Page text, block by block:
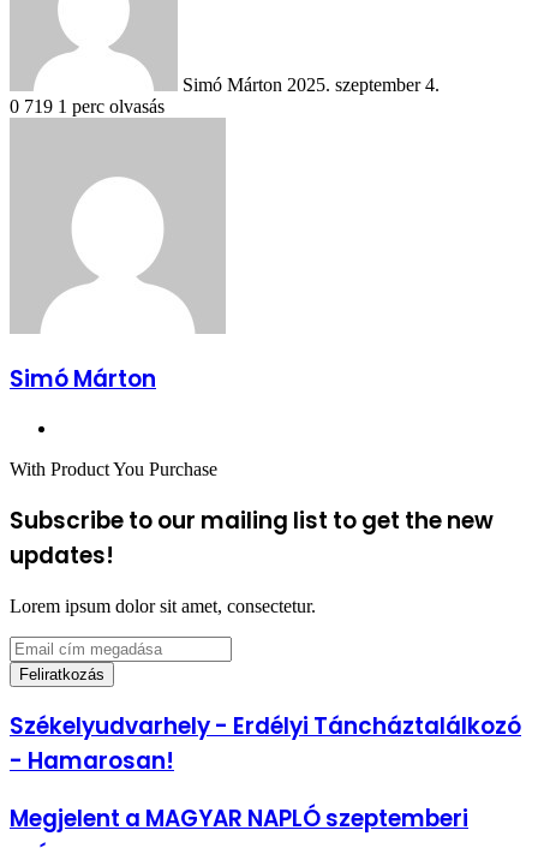
Simó Márton 2025. szeptember 4.
0 719 1 perc olvasás
Simó Márton
With Product You Purchase
Subscribe to our mailing list to get the new
updates!
Lorem ipsum dolor sit amet, consectetur.
Email
cím
megadása
Székelyudvarhely
-
Erdélyi
Hamarosan!
Székelyudvarhely - Erdélyi Táncháztalálkozó
- Hamarosan!
Megjelent
aMegjelent a MAGYAR NAPLÓ szeptemberi